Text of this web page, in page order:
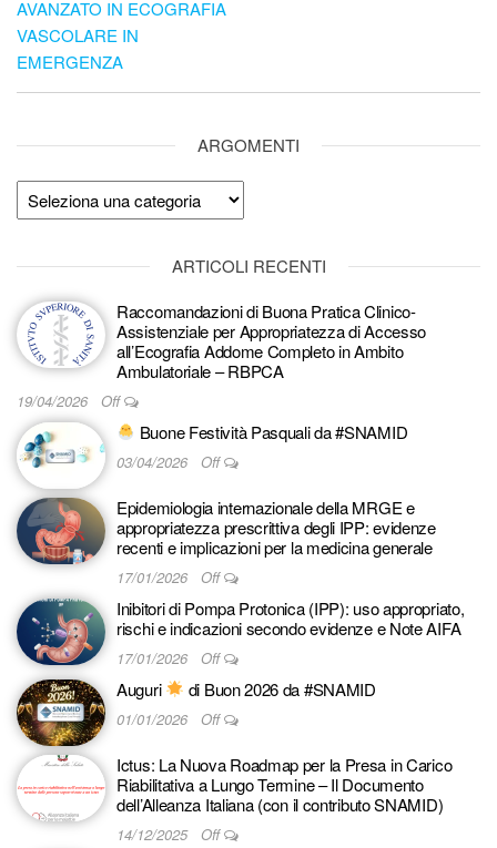
AVANZATO IN ECOGRAFIA
VASCOLARE IN
EMERGENZA
ARGOMENTI
Argomenti
ARTICOLI RECENTI
Raccomandazioni di Buona Pratica Clinico-
Assistenziale per Appropriatezza di Accesso
all’Ecografia Addome Completo in Ambito
Ambulatoriale – RBPCA
19/04/2026 Off
Buone Festività Pasquali da #SNAMID
03/04/2026 Off
Epidemiologia internazionale della MRGE e
appropriatezza prescrittiva degli IPP: evidenze
recenti e implicazioni per la medicina generale
17/01/2026 Off
Inibitori di Pompa Protonica (IPP): uso appropriato,
rischi e indicazioni secondo evidenze e Note AIFA
17/01/2026 Off
Auguri di Buon 2026 da #SNAMID
01/01/2026 Off
Ictus: La Nuova Roadmap per la Presa in Carico
Riabilitativa a Lungo Termine – Il Documento
dell’Alleanza Italiana (con il contributo SNAMID)
14/12/2025 Off